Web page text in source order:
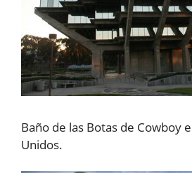
Baño de las Botas de Cowboy
Unidos.